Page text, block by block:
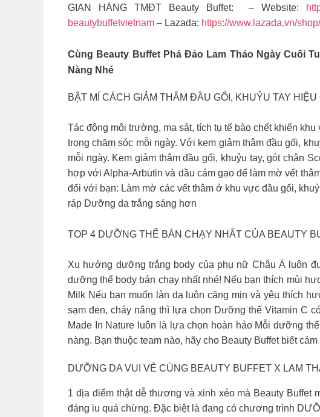
GIAN HÀNG TMĐT Beauty Buffet: – Website:
beautybuffetvietnam – Lazada: https://www.lazada.vn/
Cùng Beauty Buffet Phá Đảo Lam Thảo Ngày Cuối
Nàng Nhé
BẬT MÍ CÁCH GIẢM THÂM ĐẦU GỐI, KHUỶU TAY
Tác động môi trường, ma sát, tích tụ tế bào chết khiến
trọng chăm sóc mỗi ngày. Với kem giảm thâm đầu gối,
mỗi ngày. Kem giảm thâm đầu gối, khuỷu tay, gót chân
hợp với Alpha-Arbutin và dầu cám gạo để làm mờ vết
đối với bạn: Làm mờ các vết thâm ở khu vực đầu gối,
ráp Dưỡng da trắng sáng hơn
TOP 4 DƯỠNG THỂ BÁN CHẠY NHẤT CỦA BEAUTY
Xu hướng dưỡng trắng body của phụ nữ Châu Á luôn
dưỡng thể body bán chạy nhất nhé! Nếu bạn thích mùi
Milk Nếu bạn muốn làn da luôn căng mịn và yêu thích
sạm đen, cháy nắng thì lựa chọn Dưỡng thể Vitamin C
Made In Nature luôn là lựa chọn hoàn hảo Mỗi dưỡng
nàng. Bạn thuộc team nào, hãy cho Beauty Buffet biết
DƯỠNG DA VUI VẺ CÙNG BEAUTY BUFFET X LAM
1 địa điểm thật dễ thương và xinh xẻo mà Beauty
đáng iu quá chừng. Đặc biệt là đang có chương trình